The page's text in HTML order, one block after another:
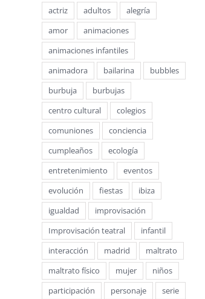
Bubbles of love: Un
espectáculo de burbujas
diferente
mayo 7th, 2020 | Sin comentarios
LA CASA DE
DE SONRISAS
comentarios
actriz adultos
alegría
amor
animaciones
animaciones infantiles
animadora
bailarina
bubbles
burbuja
burbujas
centro cultural
colegios
comuniones
conciencia
cumpleaños
ecología
entretenimiento
eventos
evolución
fiestas
ibiza
igualdad
improvisación
Improvisación teatral
infantil
interacción
madrid
maltrato
maltrato físico
mujer
niños
participación
personaje
serie